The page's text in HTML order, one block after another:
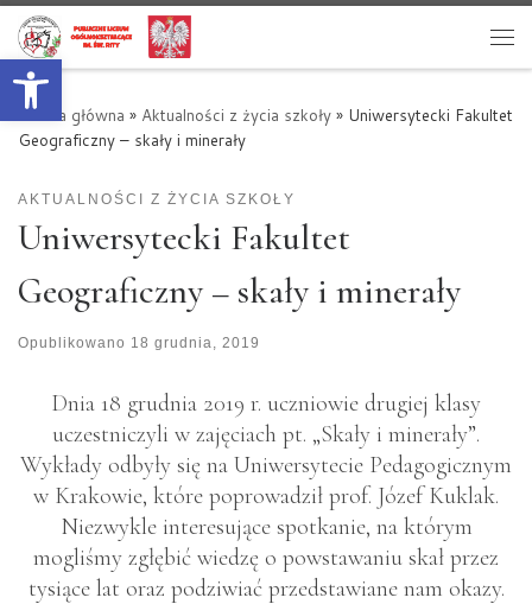
Otwórz pasek narzędzi
Przejdź do treści
Strona główna » Aktualności z życia szkoły » Uniwersytecki Fakultet
Geograficzny – skały i minerały
AKTUALNOŚCI Z ŻYCIA SZKOŁY
Uniwersytecki Fakultet
Geograficzny – skały i minerały
Opublikowano 18 grudnia, 2019
Dnia 18 grudnia 2019 r. uczniowie drugiej klasy
uczestniczyli w zajęciach pt. „Skały i minerały”.
Wykłady odbyły się na Uniwersytecie Pedagogicznym
w Krakowie, które poprowadził prof. Józef Kuklak.
Niezwykle interesujące spotkanie, na którym
mogliśmy zgłębić wiedzę o powstawaniu skał przez
tysiące lat oraz podziwiać przedstawiane nam okazy.